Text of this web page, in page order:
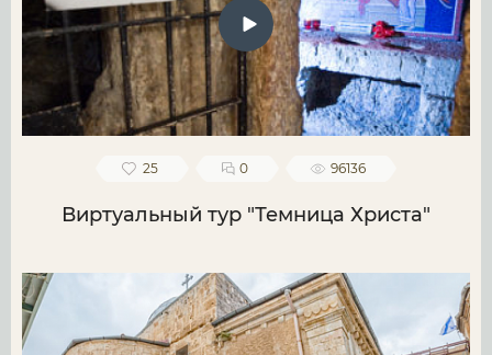
25 0 96136
Виртуальный тур "Темница Христа"